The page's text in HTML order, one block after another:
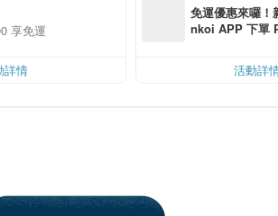
享免運
詳情
免運優惠來囉
nkoi APP 下單
活動詳